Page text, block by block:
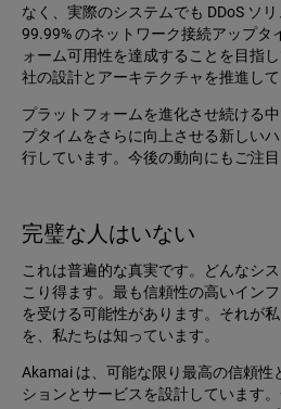
なく、実際のシステムでも DDoS ソ
99.99% のネットワーク接続アップタ
ォーム可用性を達成することを目指
社の設計とアーキテクチャを推進して
プラットフォームを進化させ続ける
プタイムをさらに向上させる新しい
行しています。今後の動向にもご注目
完璧な人はいない
これは普遍的な真実です。どんなシ
こり得ます。最も信頼性の高いイン
を受ける可能性があります。それが
を、私たちは知っています。
Akamai は、可能な限り最高の信頼性
ションとサービスを設計しています